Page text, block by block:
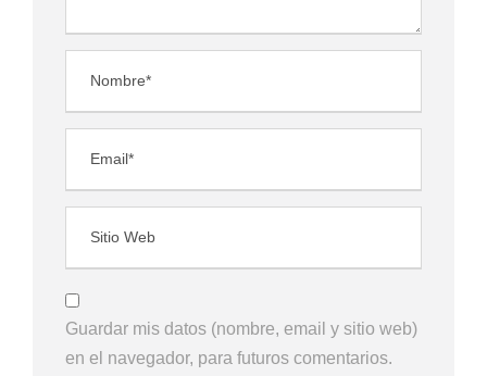
Guardar mis datos (nombre, email y sitio web)
en el navegador, para futuros comentarios.